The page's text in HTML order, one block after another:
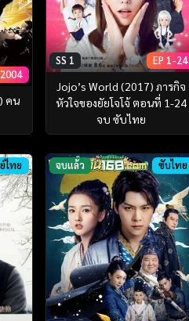
2004
คน
SS 1 EP 1-24
Jojo’s World (2017) ภารกิจ
หัวใจของยัยโจโจ้ ตอนที่ 1-24
จบ ซับไทย
ไทย จบแล้ว ซับไทย